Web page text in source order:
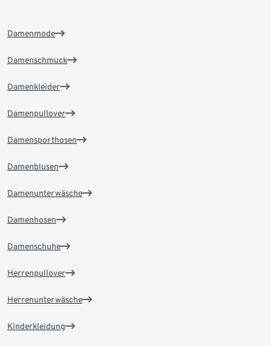
Damenmode
Damenschmuck
Damenkleider
Damenpullover
Damensporthosen
Damenblusen
Damenunterwäsche
Damenhosen
Damenschuhe
Herrenpullover
Herrenunterwäsche
Kinderkleidung